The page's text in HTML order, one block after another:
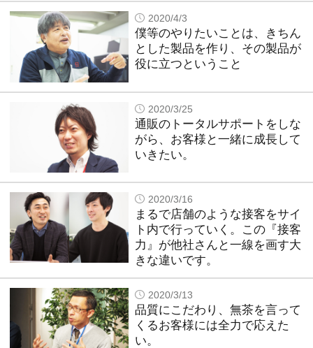
2020/4/3
僕等のやりたいことは、きちん
とした製品を作り、その製品が
役に立つということ
2020/3/25
通販のトータルサポートをしな
がら、お客様と一緒に成長して
いきたい。
2020/3/16
まるで店舗のような接客をサイ
ト内で行っていく。この『接客
力』が他社さんと一線を画す大
きな違いです。
2020/3/13
品質にこだわり、無茶を言って
くるお客様には全力で応えた
い。